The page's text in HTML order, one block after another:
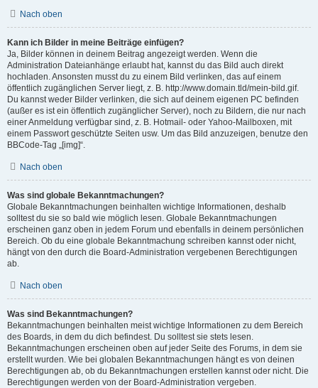
Nach oben
Kann ich Bilder in meine Beiträge einfügen?
Ja, Bilder können in deinem Beitrag angezeigt werden. Wenn die
Administration Dateianhänge erlaubt hat, kannst du das Bild auch direkt
hochladen. Ansonsten musst du zu einem Bild verlinken, das auf einem
öffentlich zugänglichen Server liegt, z. B. http://www.domain.tld/mein-bild.gif.
Du kannst weder Bilder verlinken, die sich auf deinem eigenen PC befinden
(außer es ist ein öffentlich zugänglicher Server), noch zu Bildern, die nur nach
einer Anmeldung verfügbar sind, z. B. Hotmail- oder Yahoo-Mailboxen, mit
einem Passwort geschützte Seiten usw. Um das Bild anzuzeigen, benutze den
BBCode-Tag „[img]“.
Nach oben
Was sind globale Bekanntmachungen?
Globale Bekanntmachungen beinhalten wichtige Informationen, deshalb
solltest du sie so bald wie möglich lesen. Globale Bekanntmachungen
erscheinen ganz oben in jedem Forum und ebenfalls in deinem persönlichen
Bereich. Ob du eine globale Bekanntmachung schreiben kannst oder nicht,
hängt von den durch die Board-Administration vergebenen Berechtigungen
ab.
Nach oben
Was sind Bekanntmachungen?
Bekanntmachungen beinhalten meist wichtige Informationen zu dem Bereich
des Boards, in dem du dich befindest. Du solltest sie stets lesen.
Bekanntmachungen erscheinen oben auf jeder Seite des Forums, in dem sie
erstellt wurden. Wie bei globalen Bekanntmachungen hängt es von deinen
Berechtigungen ab, ob du Bekanntmachungen erstellen kannst oder nicht. Die
Berechtigungen werden von der Board-Administration vergeben.